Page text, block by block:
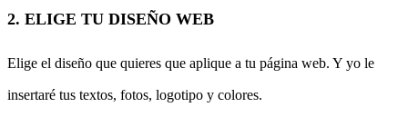
2. ELIGE TU DISEÑO WEB
Elige el diseño que quieres que aplique a tu página web. Y yo le
insertaré tus textos, fotos, logotipo y colores.